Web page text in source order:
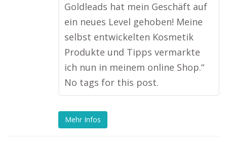
Goldleads hat mein Geschäft auf
ein neues Level gehoben! Meine
selbst entwickelten Kosmetik
Produkte und Tipps vermarkte
ich nun in meinem online Shop.“
No tags for this post.
Mehr Infos